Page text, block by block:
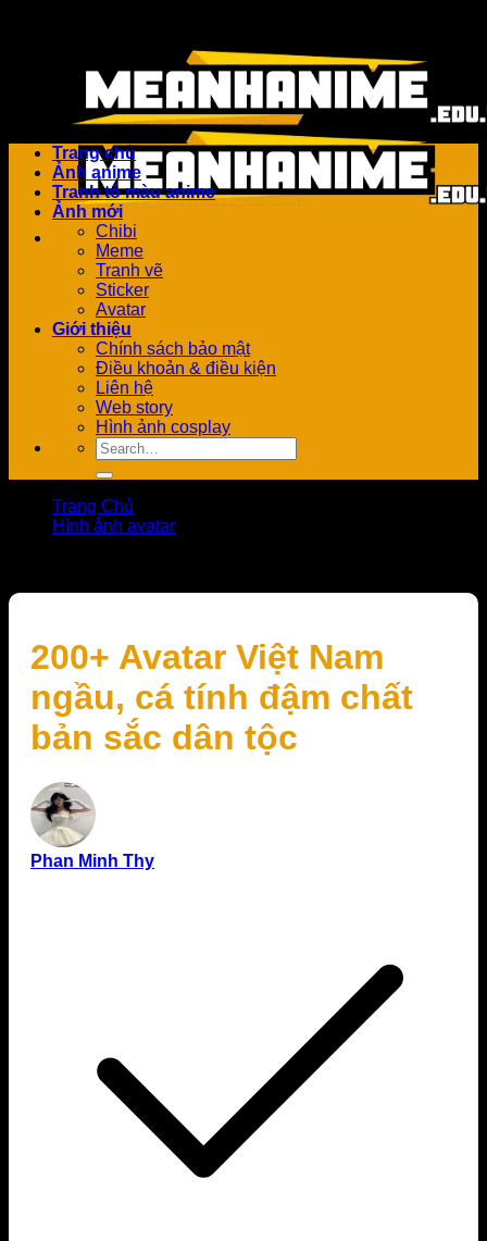
Trang chủ
Ảnh anime
Tranh tô màu anime
Ảnh mới
Chibi
Meme
Tranh vẽ
Sticker
Avatar
Giới thiệu
Chính sách bảo mật
Điều khoản & điều kiện
Liên hệ
Web story
Hình ảnh cosplay
Trang Chủ
Hình ảnh avatar
200+ Avatar Việt Nam
ngầu, cá tính đậm chất
bản sắc dân tộc
Phan Minh Thy